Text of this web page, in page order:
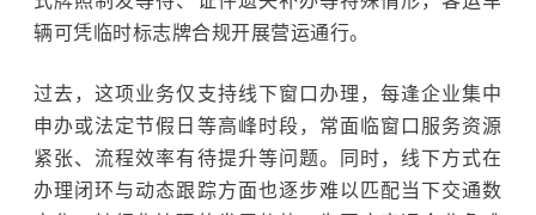
辆可凭临时标志牌合规开展营运通行。
过去，这项业务仅支持线下窗口办理，每逢企业集中
申办或法定节假日等高峰时段，常面临窗口服务资源
紧张、流程效率有待提升等问题。同时，线下方式在
办理闭环与动态跟踪方面也逐步难以匹配当下交通数